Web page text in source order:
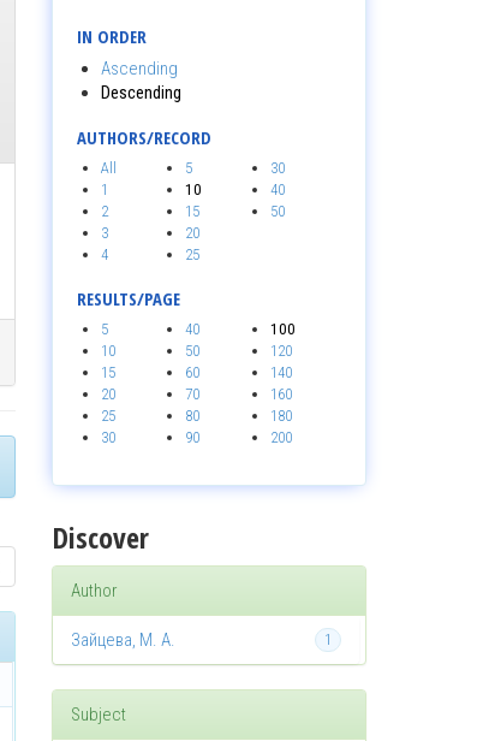
IN ORDER
Ascending
Descending
AUTHORS/RECORD
All
1
2
3
4
5
10
15
20
25
30
40
50
RESULTS/PAGE
5
10
15
20
25
30
40
50
60
70
80
90
100
120
140
160
180
200
Discover
Author
1
Зайцева, М. А.
Subject